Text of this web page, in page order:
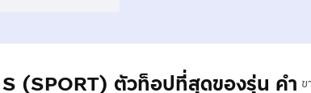
ข
S (SPORT) ตัวท็อปที่สุดของรุ่น คำ